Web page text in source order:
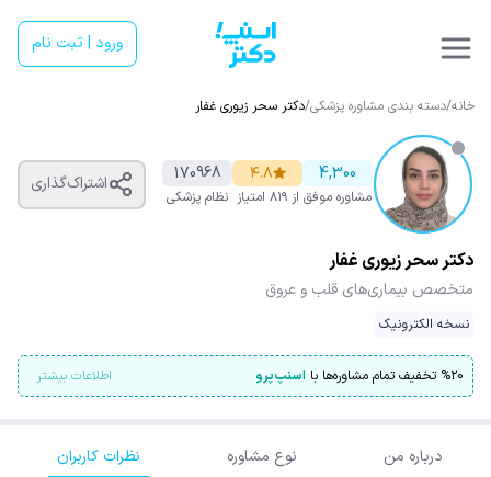
ورود | ثبت نام
خانه/دسته بندی مشاوره پزشکی/دکتر سحر زیوری غفار
4,300
مشاوره موفق
۴.۸
از ۸۱۹ امتیاز
170968
نظام پزشکی
اشتراک‌گذاری
دکتر سحر زیوری غفار
متخصص بیماری‌های قلب و عروق
نسخه الکترونیک
%۲۰ تخفیف تمام مشاوره‌ها با اسنپ‌پرو اطلاعات بیشتر
درباره من نوع مشاوره نظرات کاربران